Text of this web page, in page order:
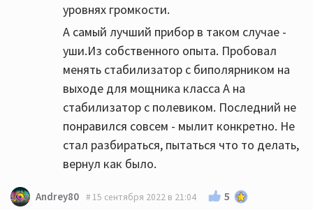
уровнях громкости.
А самый лучший прибор в таком случае -
уши.Из собственного опыта. Пробовал
менять стабилизатор с биполярником на
выходе для мощника класса А на
стабилизатор с полевиком. Последний не
понравился совсем - мылит конкретно. Не
стал разбираться, пытаться что то делать,
вернул как было.
Andrey80 15 сентября 2022 в 21:04 5